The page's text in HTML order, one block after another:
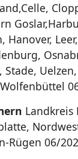
Hanover,
Landkreis
Rügen 06/